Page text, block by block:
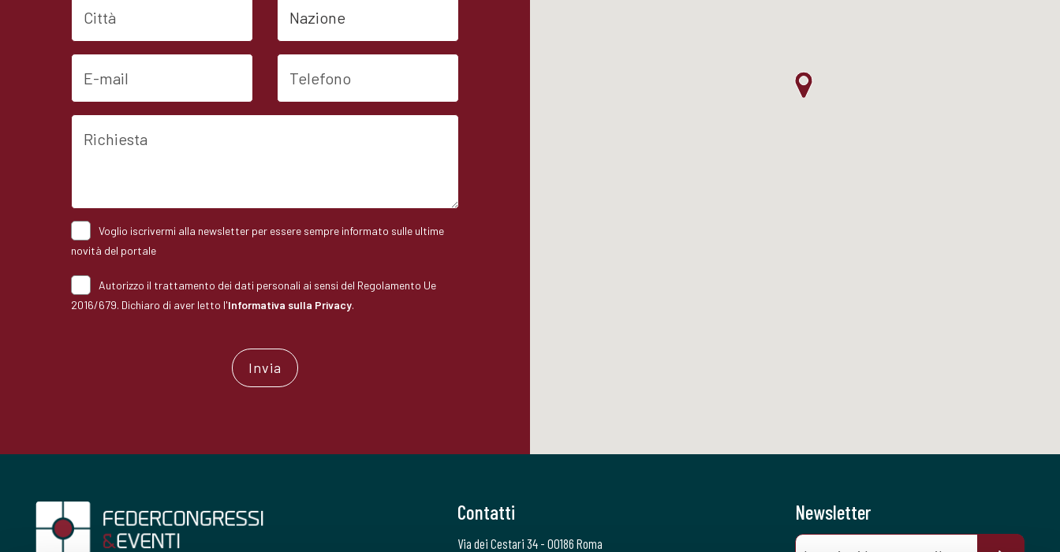
Voglio iscrivermi alla newsletter per essere sempre informato sulle ultime
novità del portale
Autorizzo il trattamento dei dati personali ai sensi del Regolamento Ue
2016/679. Dichiaro di aver letto l'Informativa sulla Privacy.
Contatti
Via dei Cestari 34 - 00186 Roma
Newsletter